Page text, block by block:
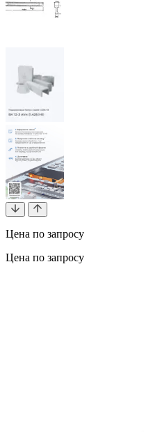
Цена по запросу
Цена по запросу